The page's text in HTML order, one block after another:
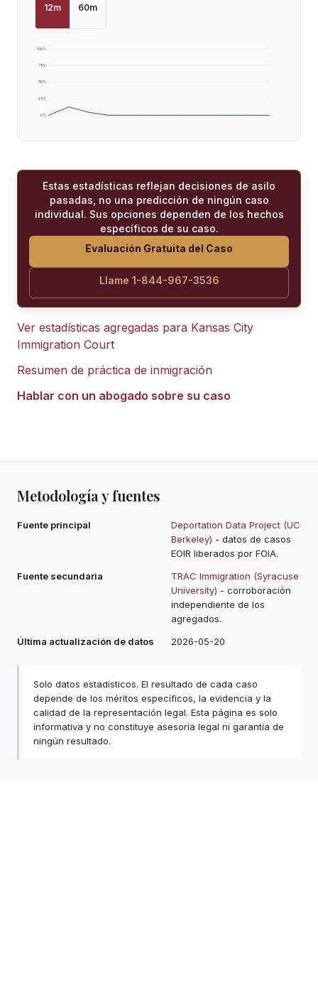
12m 60m
0%
25%
50%
75%
100%
Estas estadísticas reflejan decisiones de asilo
pasadas, no una predicción de ningún caso
individual. Sus opciones dependen de los hechos
específicos de su caso.
Evaluación Gratuita del Caso
Llame 1-844-967-3536
Ver estadísticas agregadas para Kansas City
Immigration Court
Resumen de práctica de inmigración
Hablar con un abogado sobre su caso
Metodología y fuentes
Fuente principal
Deportation Data Project (UC
Berkeley) - datos de casos
EOIR liberados por FOIA.
Fuente secundaria
TRAC Immigration (Syracuse
University) - corroboración
independiente de los
agregados.
Última actualización de datos
2026-05-20
Solo datos estadísticos. El resultado de cada caso
depende de los méritos específicos, la evidencia y la
calidad de la representación legal. Esta página es solo
informativa y no constituye asesoría legal ni garantía de
ningún resultado.